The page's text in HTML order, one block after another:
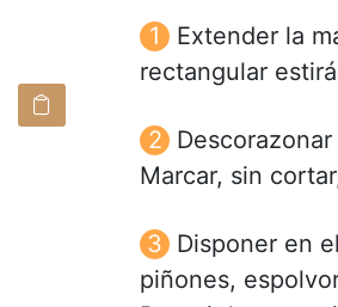
Extender la
rectangular
Marcar, sin
Disponer en
piñones,